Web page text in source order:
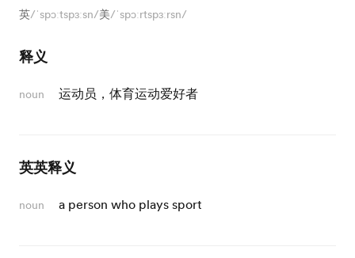
英/ˈspɔːtspɜːsn/美/ˈspɔːrtspɜːrsn/
释义
noun 运动员，体育运动爱好者
英英释义
noun a person who plays sport